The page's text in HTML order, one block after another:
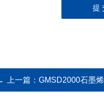
上一篇： GMSD2000石墨